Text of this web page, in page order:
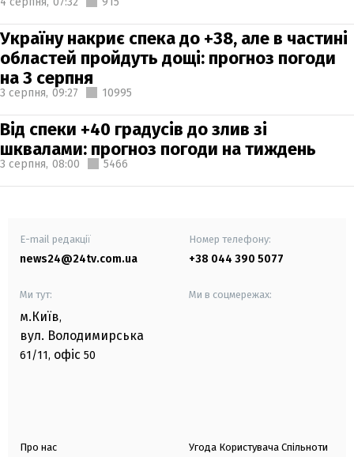
Україну накриє спека до +38, але в частині
областей пройдуть дощі: прогноз погоди
на 3 серпня
3 серпня, 09:27 10995
Від спеки +40 градусів до злив зі
шквалами: прогноз погоди на тиждень
3 серпня, 08:00 5466
E-mail редакції
news24@24tv.com.ua
Номер телефону:
+38 044 390 5077
Ми тут:
м.Київ,
вул. Володимирська
61/11, офіс 50
Ми в соцмережах:
Про нас Угода Користувача Спільноти